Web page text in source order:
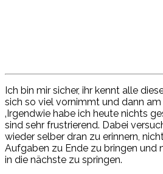
Ich bin mir sicher, ihr kennt alle
sich so viel vornimmt und dann
‚Irgendwie habe ich heute nichts
sind sehr frustrierend. Dabei
wieder selber dran zu erinnern,
Aufgaben zu Ende zu bringen und
in die nächste zu springen.